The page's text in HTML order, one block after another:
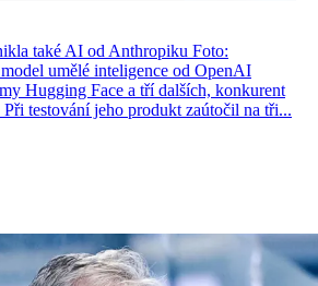
také AI od Anthropiku Foto:
umělé inteligence od OpenAI
Hugging Face a tří dalších, konkurent
testování jeho produkt zaútočil na tři...